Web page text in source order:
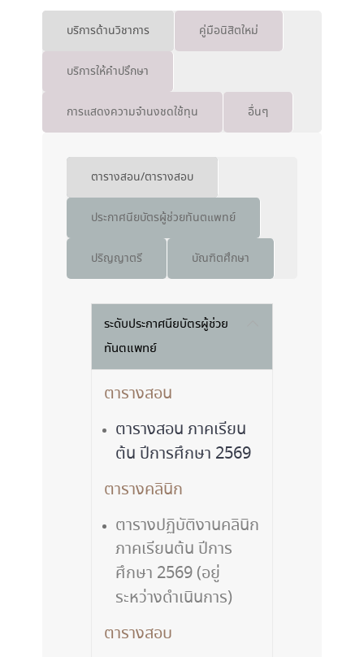
บริการด้านวิชาการ คู่มือนิสิตใหม่
บริการให้คำปรึกษา
การแสดงความจำนงชดใช้ทุน อื่นๆ
ตารางสอน/ตารางสอบ
ประกาศนียบัตรผู้ช่วยทันตแพทย์
ปริญญาตรี บัณฑิตศึกษา
ระดับประกาศนียบัตรผู้ช่วย
ทันตแพทย์
ตารางสอน
ตารางสอน ภาคเรียน
ต้น ปีการศึกษา 2569
ตารางคลินิก
ตารางปฏิบัติงานคลินิก
ภาคเรียนต้น ปีการ
ศึกษา 2569 (อยู่
ระหว่างดำเนินการ)
ตารางสอบ